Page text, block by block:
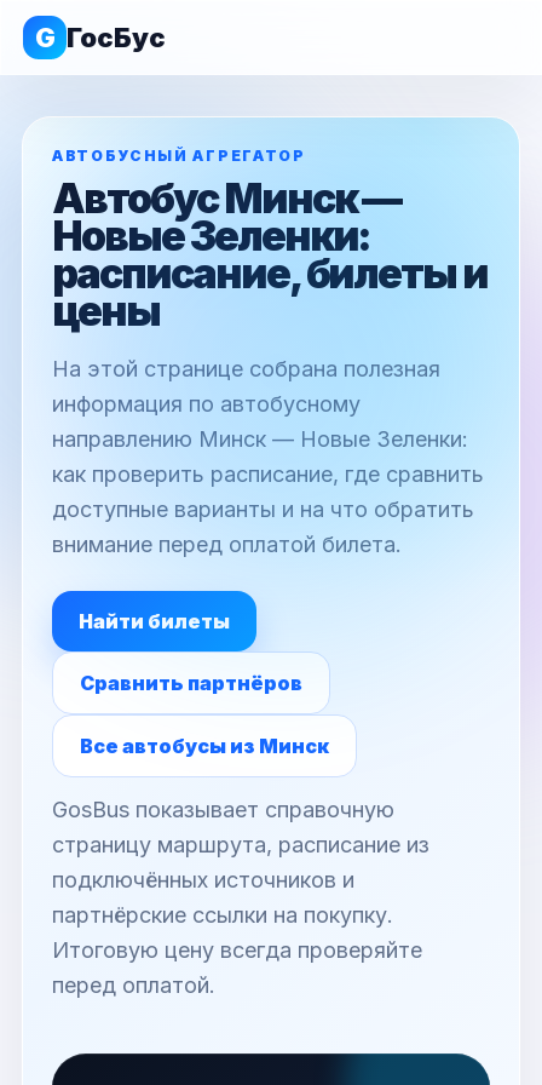
G ГосБус
АВТОБУСНЫЙ АГРЕГАТОР
Автобус Минск —
Новые Зеленки:
расписание, билеты и
цены
На этой странице собрана полезная
информация по автобусному
направлению Минск — Новые Зеленки:
как проверить расписание, где сравнить
доступные варианты и на что обратить
внимание перед оплатой билета.
Найти билеты
Сравнить партнёров
Все автобусы из Минск
GosBus показывает справочную
страницу маршрута, расписание из
подключённых источников и
партнёрские ссылки на покупку.
Итоговую цену всегда проверяйте
перед оплатой.